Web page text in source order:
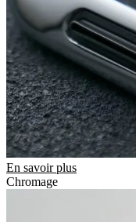
En savoir plus
Chromage